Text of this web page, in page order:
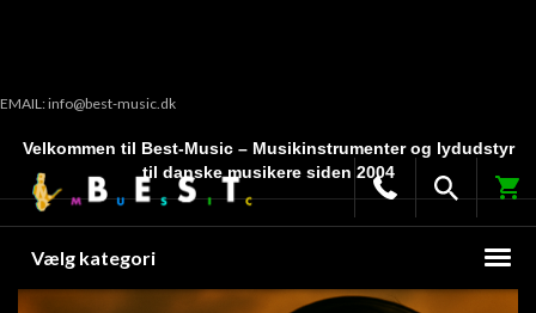
EMAIL: info@best-music.dk
Velkommen til Best-Music – Musikinstrumenter og lydudstyr
til danske musikere siden 2004
Vælg kategori